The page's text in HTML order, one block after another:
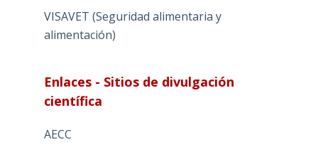
VISAVET (Seguridad alimentaria y
alimentación)
Enlaces - Sitios de divulgación
científica
AECC